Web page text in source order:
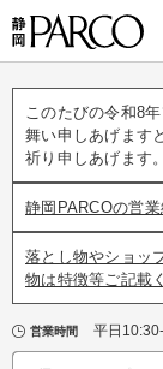
このたびの令和8
舞い申しあげます
祈り申しあげます。
静岡PARCOの営
落とし物やショッ
物は特徴等ご記載
営業時間 平日